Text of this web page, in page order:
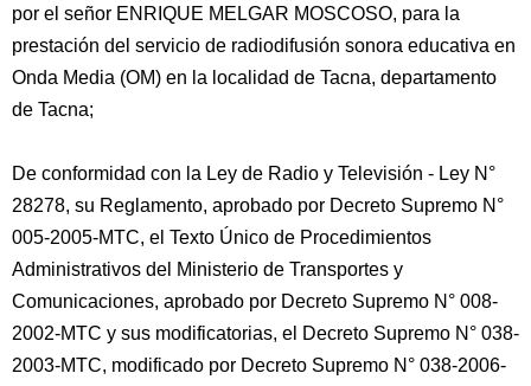
por el señor ENRIQUE MELGAR MOSCOSO, para la
prestación del servicio de radiodifusión sonora educativa en
Onda Media (OM) en la localidad de Tacna, departamento
de Tacna;
De conformidad con la Ley de Radio y Televisión - Ley N°
28278, su Reglamento, aprobado por Decreto Supremo N°
005-2005-MTC, el Texto Único de Procedimientos
Administrativos del Ministerio de Transportes y
Comunicaciones, aprobado por Decreto Supremo N° 008-
2002-MTC y sus modificatorias, el Decreto Supremo N° 038-
2003-MTC, modificado por Decreto Supremo N° 038-2006-